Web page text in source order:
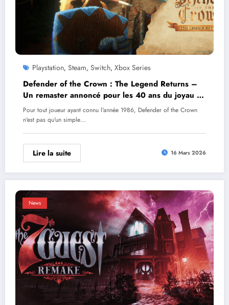
Playstation, Steam, Switch, Xbox Series
Defender of the Crown : The Legend Returns –
Un remaster annoncé pour les 40 ans du joyau de
Cinemaware
Pour tout joueur ayant connu l'année 1986, Defender of the Crown
n'est pas qu'un simple…
Lire la suite 16 Mars 2026
News